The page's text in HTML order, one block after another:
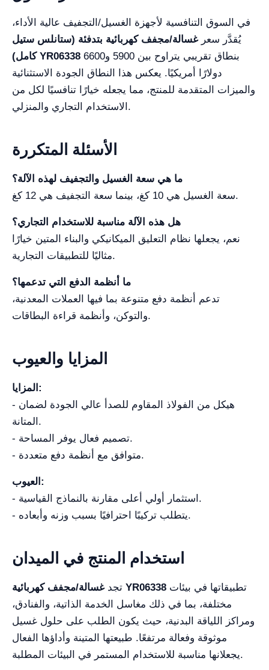
في السوق التنافسية لأجهزة الغسيل/التجفيف عالية الأداء،
يُقدَّر سعرغسالة/مجفف كهربائية بتدفئة (ستانلس ستيل
كامل) YR06338
دولارًا أمريكيًا. يعكس هذا النطاق الجودة الاستثنائية
والميزات المتقدمة للمنتج، مما يجعله خيارًا تنافسيًا لكل من
الاستخدام التجاري والمنزلي.
الأسئلة المتكررة
ما هي سعة الغسيل والتجفيف لهذه الآلة؟
سعة الغسيل هي 10 كغ، بينما سعة التجفيف هي 12 كغ.
هل هذه الآلة مناسبة للاستخدام التجاري؟
نعم، يجعلها نظام التعليق الميكانيكي والبناء المتين خيارًا
مثاليًا للتطبيقات التجارية.
ما أنظمة الدفع التي تدعمها؟
تدعم أنظمة دفع متنوعة بما فيها العملات المعدنية،
والتوكن، وأنظمة قراءة البطاقات.
المزايا والعيوب
المزايا:
- هيكل من الفولاذ المقاوم للصدأ عالي الجودة لضمان
المتانة.
- تصميم فعال يوفر المساحة.
- متوافق مع أنظمة دفع متعددة.
العيوب:
- استثمار أولي أعلى مقارنة بالنماذج القياسية.
- يتطلب تركيبًا احترافيًا بسبب وزنه وأبعاده.
استخدام المنتج في الميدان
تجد غسالة/مجفف كهربائية YR06338
مختلفة، بما في ذلك مغاسل الخدمة الذاتية، والفنادق،
ومراكز اللياقة البدنية، حيث يكون الطلب على حلول غسيل
موثوقة وفعالة مرتفعًا. طبيعتها المتينة وأداؤها الفعال
يجعلانها مناسبة للاستخدام المستمر في البيئات المطلبة.